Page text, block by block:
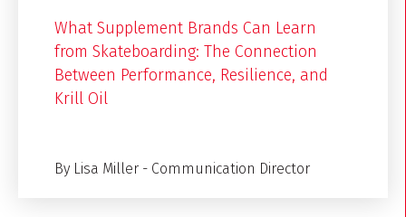
What Supplement Brands Can Learn
from Skateboarding: The Connection
Between Performance, Resilience, and
Krill Oil
By Lisa Miller - Communication Director